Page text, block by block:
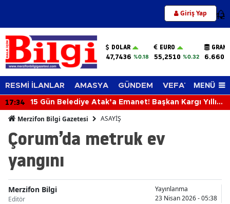
Giriş Yap 12
DOLAR
47,7436 %0.18
EURO
55,2510 %0.32
RESMİ İLANLAR AMASYA GÜNDEM VEFAT EDENLER
MENÜ
17:34
15 Gün Belediye Atak’a Emanet! Başkan Kargı Yıllık
Merzifon Bilgi Gazetesi ASAYİŞ
Çorum’da metruk ev
yangını
Merzifon Bilgi
Editör
Yayınlanma
23 Nisan 2026 - 05:38